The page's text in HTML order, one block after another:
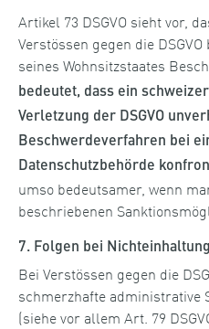
Artikel 73 DSGVO sieht vor,
Verstössen gegen die
seines Wohnsitzstaates
bedeutet, dass ein
Verletzung der DSGVO
Beschwerdeverfahren bei
Datenschutzbehörde
umso bedeutsamer, wenn
beschriebenen
7. Folgen bei
Bei Verstössen gegen die
schmerzhafte administrative
(siehe vor allem Art. 79